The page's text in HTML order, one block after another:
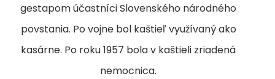
gestapom účastníci Slovenského národného
povstania. Po vojne bol kaštieľ využívaný ako
kasárne. Po roku 1957 bola v kaštieli zriadená
nemocnica.